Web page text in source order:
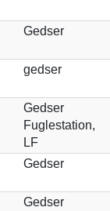
Gedser
gedser
Gedser
Fuglestation,
LF
Gedser
Gedser